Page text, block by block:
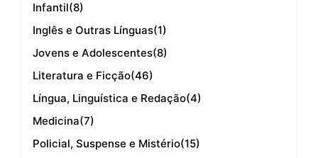
Infantil(8)
Inglês e Outras Línguas(1)
Jovens e Adolescentes(8)
Literatura e Ficção(46)
Língua, Linguística e Redação(4)
Medicina(7)
Policial, Suspense e Mistério(15)